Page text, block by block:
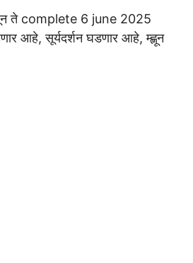
ते complete 6 june 2025
आहे, सूर्यदर्शन घडणार आहे, म्ह्णून